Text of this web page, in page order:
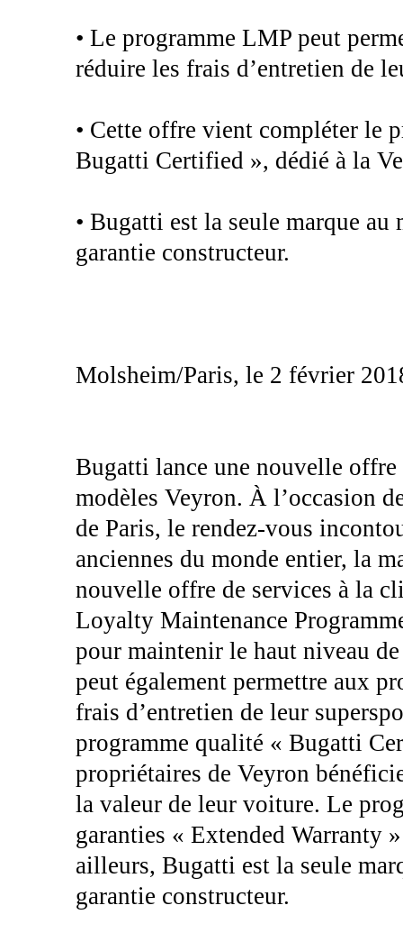
• Le programme LMP peut
réduire les frais d’entretien de
• Cette offre vient compléter le
Bugatti Certified », dédié à la
• Bugatti est la seule marque au
garantie constructeur.
Molsheim/Paris, le 2 février
Bugatti lance une nouvelle
modèles Veyron. À l’occasion
de Paris, le rendez-vous
anciennes du monde entier, la
nouvelle offre de services à la
Loyalty Maintenance
pour maintenir le haut niveau
peut également permettre aux
frais d’entretien de leur
programme qualité « Bugatti
propriétaires de Veyron
la valeur de leur voiture. Le
garanties « Extended Warranty
ailleurs, Bugatti est la seule
garantie constructeur.